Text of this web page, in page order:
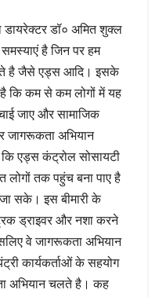
डॉ० अमित शुक्ल
है जिन पर हम
है जैसे एड्स आदि। इसके
है कि कम से कम लोगों में यह
जाए और सामाजिक
जागरूकता अभियान
कि एड्स कंट्रोल सोसायटी
लोगों तक पहुंच बना पाए है
सके। इस बीमारी के
ड्राइवर और नशा करने
वे जागरूकता अभियान
कार्यकर्ताओं के सहयोग
अभियान चलते है। कह